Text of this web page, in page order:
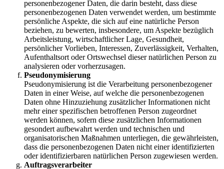
personenbezogener Daten, die darin besteht, dass diese
personenbezogenen Daten verwendet werden, um bestimmte
persönliche Aspekte, die sich auf eine natürliche Person
beziehen, zu bewerten, insbesondere, um Aspekte bezüglich
Arbeitsleistung, wirtschaftlicher Lage, Gesundheit,
persönlicher Vorlieben, Interessen, Zuverlässigkeit, Verhalten,
Aufenthaltsort oder Ortswechsel dieser natürlichen Person zu
analysieren oder vorherzusagen.
Pseudonymisierung
Pseudonymisierung ist die Verarbeitung personenbezogener
Daten in einer Weise, auf welche die personenbezogenen
Daten ohne Hinzuziehung zusätzlicher Informationen nicht
mehr einer spezifischen betroffenen Person zugeordnet
werden können, sofern diese zusätzlichen Informationen
gesondert aufbewahrt werden und technischen und
organisatorischen Maßnahmen unterliegen, die gewährleisten,
dass die personenbezogenen Daten nicht einer identifizierten
oder identifizierbaren natürlichen Person zugewiesen werden.
Auftragsverarbeiter